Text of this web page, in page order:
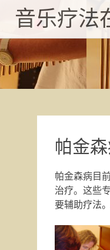
内
容
音乐疗法
帕金
帕金森病目
治疗。这些
要辅助疗法